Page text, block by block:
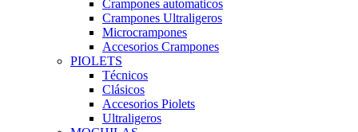
Crampones automaticos
Crampones Ultraligeros
Microcrampones
Accesorios Crampones
PIOLETS
Técnicos
Clásicos
Accesorios Piolets
Ultraligeros